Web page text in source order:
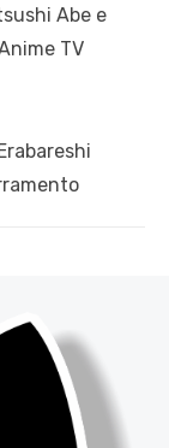
Abe e
TV